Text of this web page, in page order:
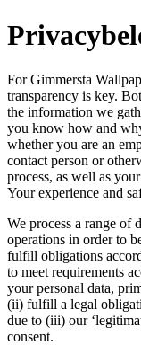
For Gimmersta
transparency is key.
the information we
you know how and
whether you are an
contact person or
process, as well as
Your experience and
We process a range of
operations in order to
fulfill obligations
to meet requirements
your personal data,
(ii) fulfill a legal
due to (iii) our
consent.